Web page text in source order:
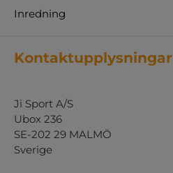
Inredning
Kontaktupplysningar
Ji Sport A/S
Ubox 236
SE-202 29 MALMÖ
Sverige